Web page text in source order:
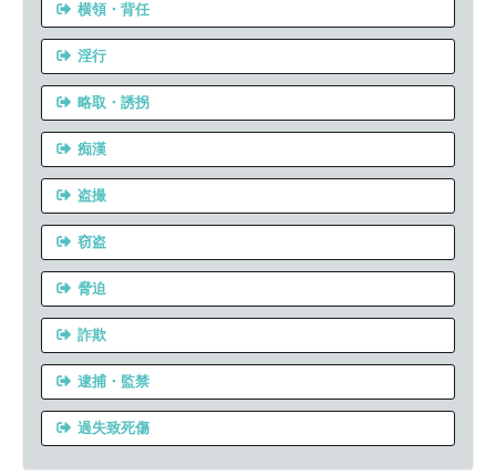
横領・背任
淫行
略取・誘拐
痴漢
盗撮
窃盗
脅迫
詐欺
逮捕・監禁
過失致死傷